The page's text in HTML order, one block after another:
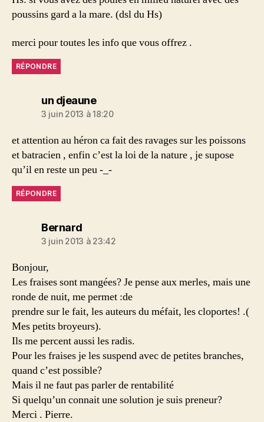
poussins gard a la mare. (dsl du Hs)
merci pour toutes les info que vous offrez .
RÉPONDRE
un djeaunedit :
3 juin 2013 à 18:20
et attention au héron ca fait des ravages sur les poissons
et batracien , enfin c’est la loi de la nature , je supose
qu’il en reste un peu -_-
RÉPONDRE
Bernarddit :
3 juin 2013 à 23:42
Bonjour,
Les fraises sont mangées? Je pense aux merles, mais une
ronde de nuit, me permet :de
prendre sur le fait, les auteurs du méfait, les cloportes! .(
Mes petits broyeurs).
Ils me percent aussi les radis.
Pour les fraises je les suspend avec de petites branches,
quand c’est possible?
Mais il ne faut pas parler de rentabilité
Si quelqu’un connait une solution je suis preneur?
Merci . Pierre.